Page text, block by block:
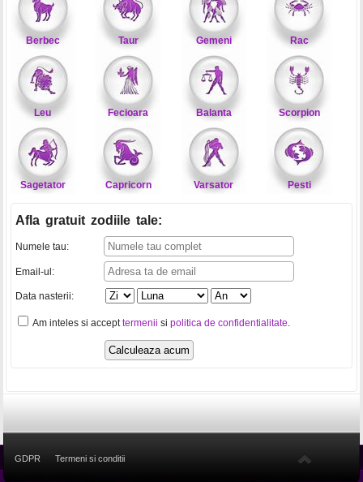
Berbec Taur Gemeni Rac
Leu Fecioara Balanta Scorpion
Sagetator Capricorn Varsator Pesti
Afla gratuit zodiile tale:
Numele tau:
Email-ul:
Data nasterii:
Am inteles si accepttermenii si politica de confidentialitate
GDPR Termeni si conditii